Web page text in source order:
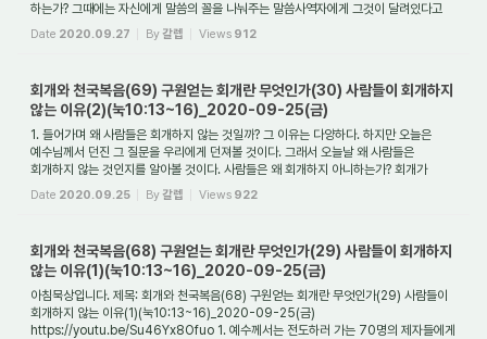
하는가? 그때에는 자신에게 말씀의 꼴을 나눠주는 말씀사역자에게 그것이 달려있다고
해...
Date 2020.09.27 By갈렙 Views 912
회개와 천국복음(69) 구원얻는 회개란 무엇인가(30) 사람들이 회개하지
않는 이유(2)(눅10:13~16)_2020-09-25(금)
1. 들어가며 왜 사람들은 회개하지 않는 것일까? 그 이유는 다양하다. 하지만 오늘은
예수님께서 던진 그 질문을 우리에게 던져볼 것이다. 그래서 오늘날 왜 사람들은
회개하지 않는 것인지를 알아볼 것이다. 사람들은 왜 회개하지 아니하는가? 회개가
귀찮아...
Date 2020.09.25 By갈렙 Views 922
회개와 천국복음(68) 구원얻는 회개란 무엇인가(29) 사람들이 회개하지
않는 이유(1)(눅10:13~16)_2020-09-25(금)
아침묵상입니다. 제목: 회개와 천국복음(68) 구원얻는 회개란 무엇인가(29) 사람들이
회개하지 않는 이유(1)(눅10:13~16)_2020-09-25(금)
https://youtu.be/Su46Yx8Ofuo 1. 예수께서는 전도하러 가는 70명의 제자들에게